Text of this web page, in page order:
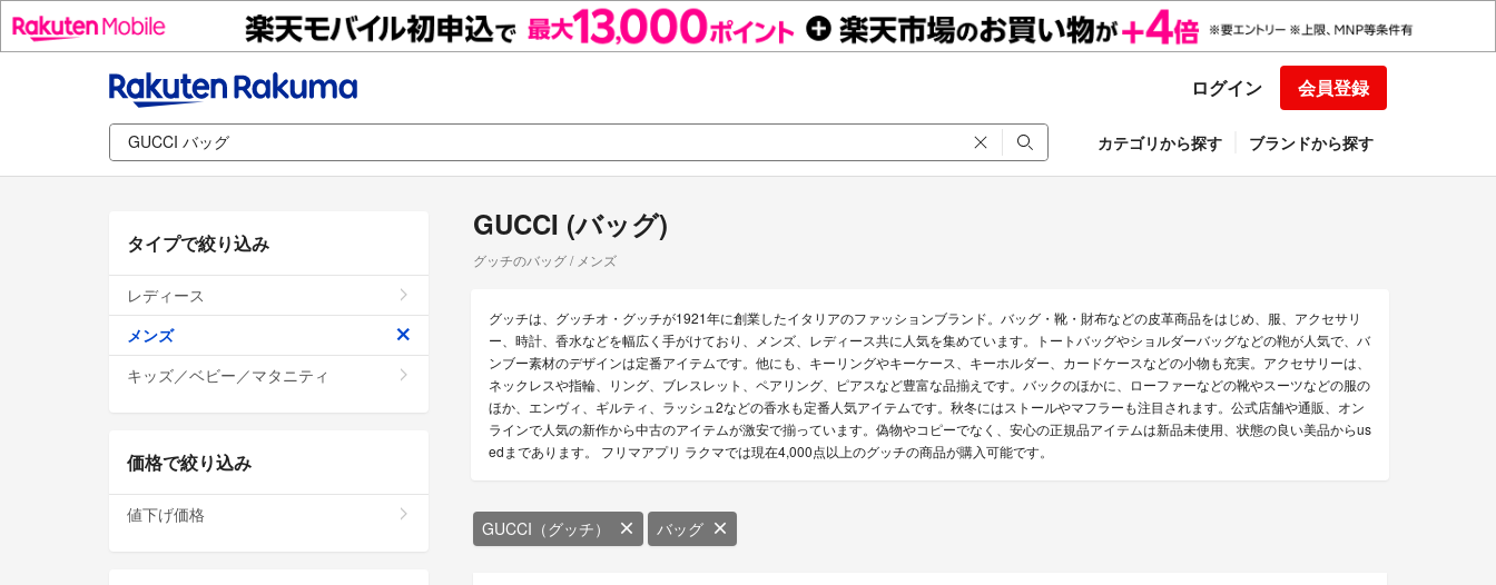
ログイン 会員登録
カテゴリから探す ブランドから探す
GUCCI (バッグ)
グッチのバッグ / メンズ
グッチは、グッチオ・グッチが1921年に創業したイタリアのファッションブランド。バッグ・靴・財布などの皮革商品をはじめ、服、アクセサリ
ー、時計、香水などを幅広く手がけており、メンズ、レディース共に人気を集めています。トートバッグやショルダーバッグなどの鞄が人気で、バ
ンブー素材のデザインは定番アイテムです。他にも、キーリングやキーケース、キーホルダー、カードケースなどの小物も充実。アクセサリーは、
ネックレスや指輪、リング、ブレスレット、ペアリング、ピアスなど豊富な品揃えです。バックのほかに、ローファーなどの靴やスーツなどの服の
ほか、エンヴィ、ギルティ、ラッシュ2などの香水も定番人気アイテムです。秋冬にはストールやマフラーも注目されます。公式店舗や通販、オン
ラインで人気の新作から中古のアイテムが激安で揃っています。偽物やコピーでなく、安心の正規品アイテムは新品未使用、状態の良い美品からus
edまであります。 フリマアプリ ラクマでは現在4,000点以上のグッチの商品が購入可能です。
GUCCI（グッチ） バッグ
タイプで絞り込み
レディース
メンズ
キッズ／ベビー／マタニティ
価格で絞り込み
値下げ価格